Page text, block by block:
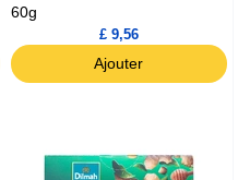
60g
£ 9,56
Ajouter